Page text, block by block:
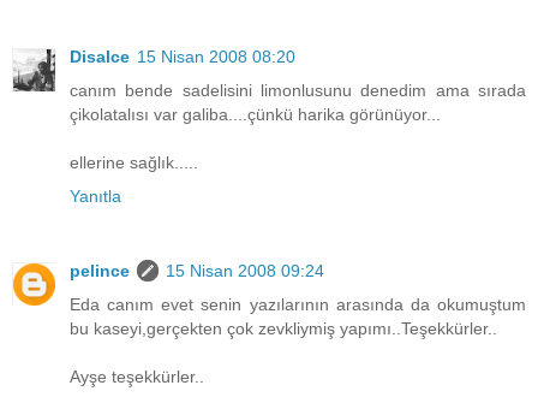
Disalce 15 Nisan 2008 08:20
canım bende sadelisini limonlusunu denedim ama sırada
çikolatalısı var galiba....çünkü harika görünüyor...
ellerine sağlık.....
Yanıtla
pelince
15 Nisan 2008 09:24
Eda canım evet senin yazılarının arasında da okumuştum
bu kaseyi,gerçekten çok zevkliymiş yapımı..Teşekkürler..
Ayşe teşekkürler..